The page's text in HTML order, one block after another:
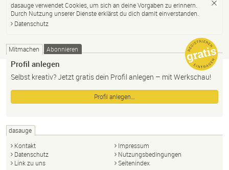
dasauge verwendet Cookies, um sich an deine Vorgaben zu erinnern.
Durch Nutzung unserer Dienste erklärst du dich damit einverstanden.
Datenschutz
Mitmachen Abonnieren
Profil anlegen
Selbst kreativ? Jetzt gratis dein Profil anlegen – mit Werkschau!
Profil anlegen…
dasauge
Kontakt
Impressum
Datenschutz
Nutzungsbedingungen
Link zu uns
Seitenindex